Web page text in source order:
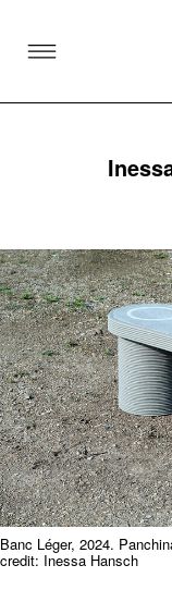
SKIP TO
Banc Léger, 2024.
credit: Inessa Hansch